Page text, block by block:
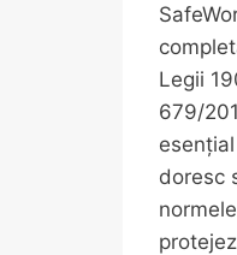
Legii
679/
doresc